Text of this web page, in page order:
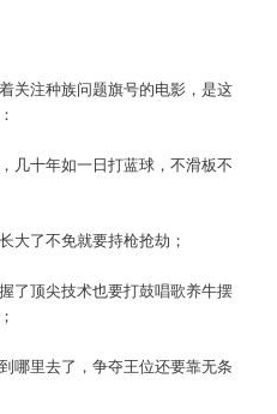
关注种族问题旗号的电影，是这
几十年如一日打蓝球，不滑板不
大了不免就要持枪抢劫；
了顶尖技术也要打鼓唱歌养牛摆
哪里去了，争夺王位还要靠无条